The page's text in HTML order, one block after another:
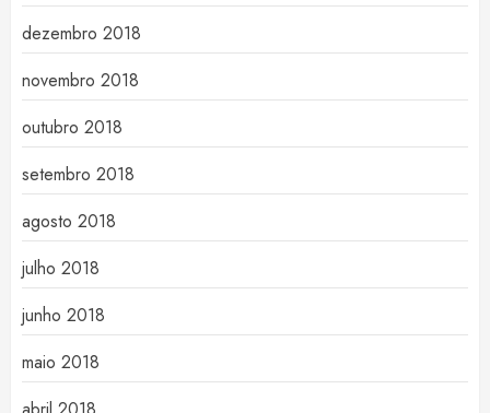
dezembro 2018
novembro 2018
outubro 2018
setembro 2018
agosto 2018
julho 2018
junho 2018
maio 2018